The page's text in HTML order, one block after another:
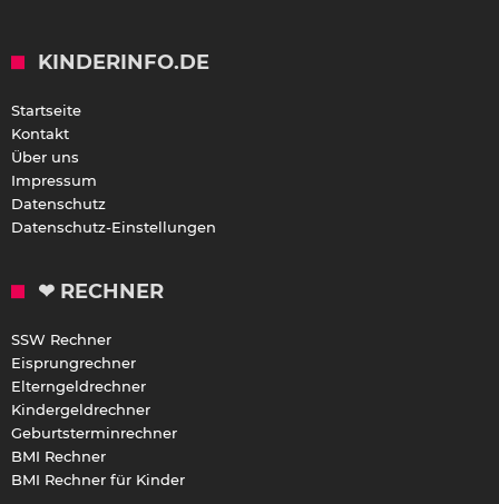
KINDERINFO.DE
Startseite
Kontakt
Über uns
Impressum
Datenschutz
Datenschutz-Einstellungen
❤ RECHNER
SSW Rechner
Eisprungrechner
Elterngeldrechner
Kindergeldrechner
Geburtsterminrechner
BMI Rechner
BMI Rechner für Kinder